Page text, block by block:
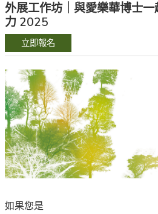
外展工作坊｜與愛樂華博士
力 2025
立即報名
如果您是